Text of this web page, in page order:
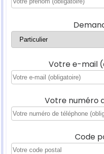
Votre e-mail
Votre numéro
Code